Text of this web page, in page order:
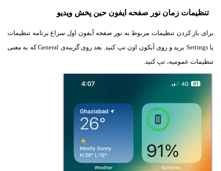
تنظیمات زمان نور صفحه ایفون حین پخش ویدیو
برای باز کردن تنظیمات مربوط به نور صفحه آیفون اول سراغ برنامه تنظیمات
یا Settings برید و روی آیکون اون تپ کنید. بعد روی گزینه‌ی General که به معنی
تنظیمات عمومیه، تپ کنید.